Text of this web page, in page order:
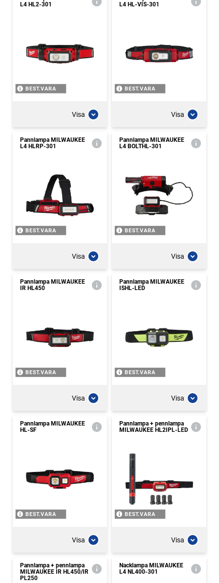
L4 HL2-301
BEST.VARA
Visa
L4 HL-VIS-301
BEST.VARA
Visa
Pannlampa MILWAUKEE
L4 HLRP-301
BEST.VARA
Visa
Pannlampa MILWAUKEE
L4 BOLTHL-301
BEST.VARA
Visa
Pannlampa MILWAUKEE
IR HL450
BEST.VARA
Visa
Pannlampa MILWAUKEE
ISHL-LED
BEST.VARA
Visa
Pannlampa MILWAUKEE
HL-SF
BEST.VARA
Visa
Pannlampa + pennlampa
MILWAUKEE HL2IPL-LED
BEST.VARA
Visa
Pannlampa + pennlampa
MILWAUKEE IR HL450/IR
PL250
Nacklampa MILWAUKEE
L4 NL400-301